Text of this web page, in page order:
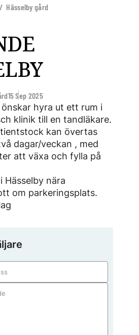
Hässelby gård
15 Sep 2025
hyra ut ett rum i
klinik till en tandläkare.
kan övertas
dagar/veckan , med
att växa och fylla på
Hässelby nära
om parkeringsplats.